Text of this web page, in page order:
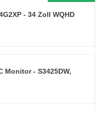
- 34 Zoll WQHD
Monitor - S3425DW,